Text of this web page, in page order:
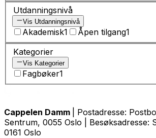
Utdanningsnivå
Vis Utdanningsnivå
Akademisk1 Åpen tilgang1
Kategorier
Vis Kategorier
Fagbøker1
Cappelen Damm
| Postadresse:
Sentrum, 0055 Oslo | Besøksadresse:
0161 Oslo